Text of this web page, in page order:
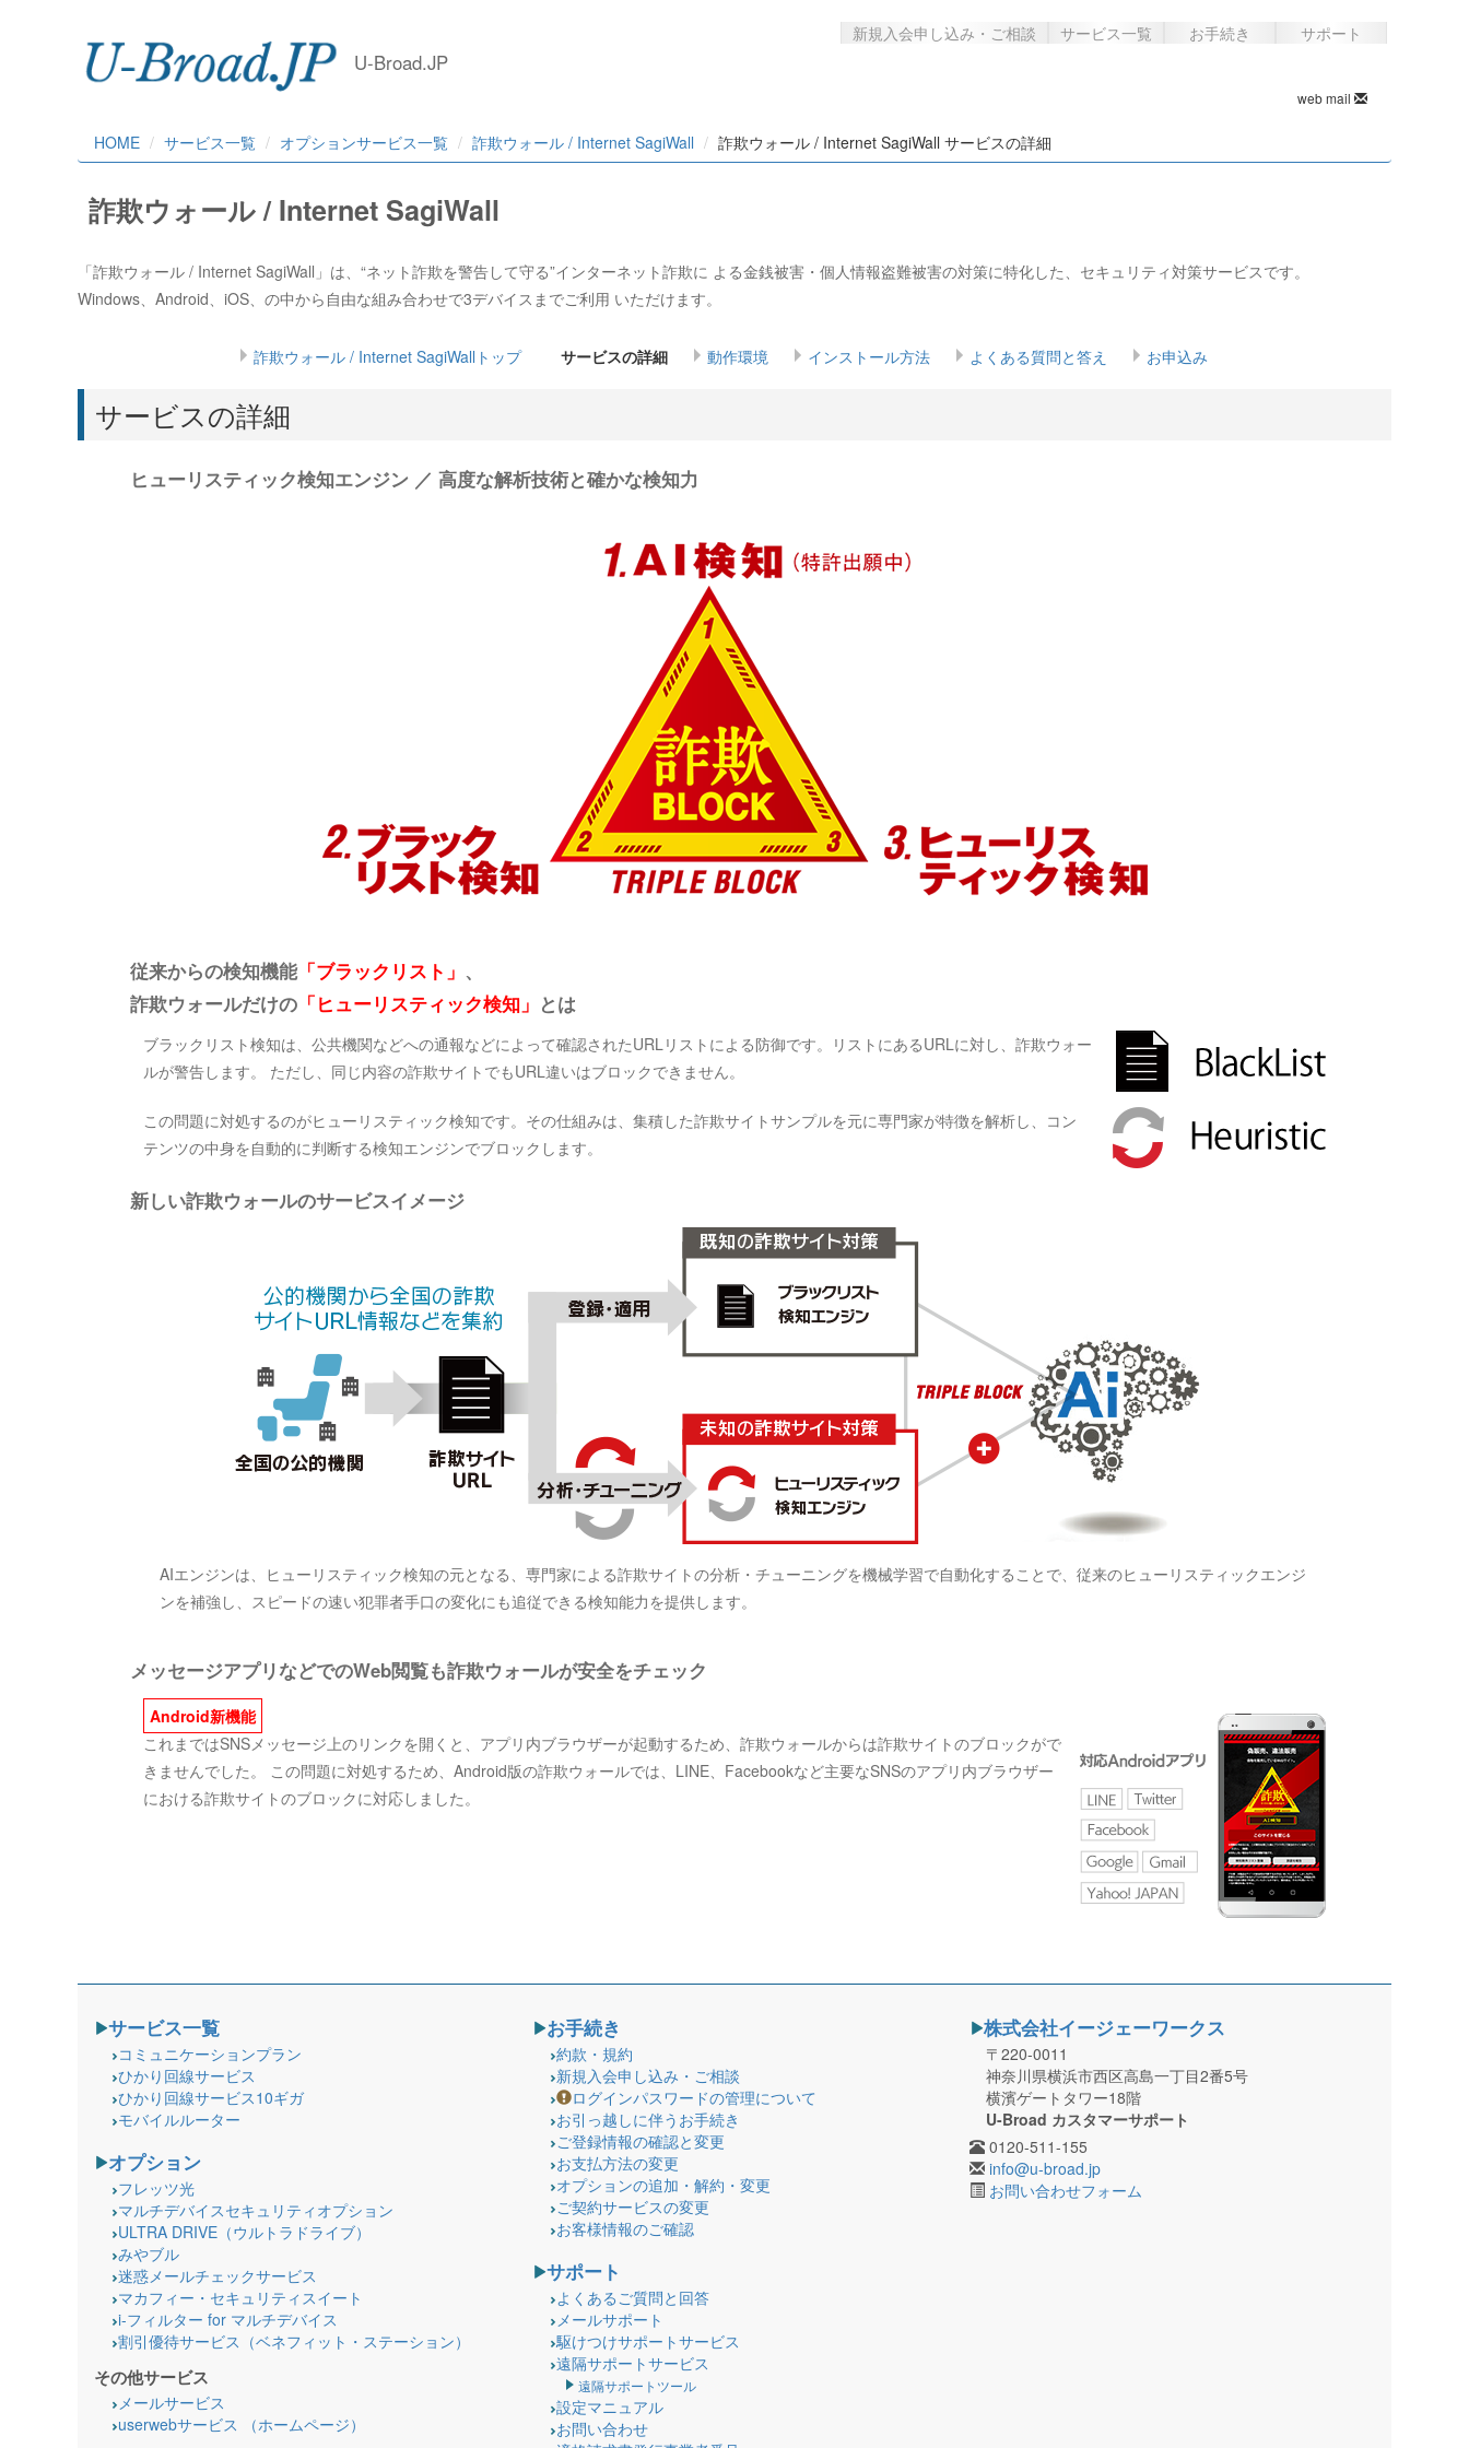
U-Broad.JP
新規入会申し込み・ご相談 サービス一覧 お手続き サポート
web mail
HOME サービス一覧 オプションサービス一覧 詐欺ウォール / Internet SagiWall 詐欺ウォール / Internet SagiWall サービスの詳細
詐欺ウォール / Internet SagiWall
「詐欺ウォール / Internet SagiWall」は、“ネット詐欺を警告して守る”インターネット詐欺に よる金銭被害・個人情報盗難被害の対策に特化した、セキュリティ対策サービスです。
Windows、Android、iOS、の中から自由な組み合わせで3デバイスまでご利用 いただけます。
詐欺ウォール / Internet SagiWallトップ サービスの詳細 動作環境 インストール方法 よくある質問と答え お申込み
サービスの詳細
ヒューリスティック検知エンジン ／ 高度な解析技術と確かな検知力
従来からの検知機能「ブラックリスト」 、
詐欺ウォールだけの 「ヒューリスティック検知」 とは
ブラックリスト検知は、公共機関などへの通報などによって確認されたURLリストによる防御です。リストにあるURLに対し、詐欺ウォー
ルが警告します。 ただし、同じ内容の詐欺サイトでもURL違いはブロックできません。
この問題に対処するのがヒューリスティック検知です。その仕組みは、集積した詐欺サイトサンプルを元に専門家が特徴を解析し、コン
テンツの中身を自動的に判断する検知エンジンでブロックします。
新しい詐欺ウォールのサービスイメージ
AIエンジンは、ヒューリスティック検知の元となる、専門家による詐欺サイトの分析・チューニングを機械学習で自動化することで、従来のヒューリスティックエンジ
ンを補強し、スピードの速い犯罪者手口の変化にも追従できる検知能力を提供します。
メッセージアプリなどでのWeb閲覧も詐欺ウォールが安全をチェック
Android新機能
これまではSNSメッセージ上のリンクを開くと、アプリ内ブラウザーが起動するため、詐欺ウォールからは詐欺サイトのブロックがで
きませんでした。 この問題に対処するため、Android版の詐欺ウォールでは、LINE、Facebookなど主要なSNSのアプリ内ブラウザー
における詐欺サイトのブロックに対応しました。
サービス一覧
コミュニケーションプラン
ひかり回線サービス
ひかり回線サービス10ギガ
モバイルルーター
オプション
フレッツ光
マルチデバイスセキュリティオプション
ULTRA DRIVE（ウルトラドライブ）
みやブル
迷惑メールチェックサービス
マカフィー・セキュリティスイート
i-フィルター for マルチデバイス
割引優待サービス（ベネフィット・ステーション）
その他サービス
メールサービス
userwebサービス （ホームページ）
お手続き
約款・規約
新規入会申し込み・ご相談
ログインパスワードの管理について
お引っ越しに伴うお手続き
ご登録情報の確認と変更
お支払方法の変更
オプションの追加・解約・変更
ご契約サービスの変更
お客様情報のご確認
サポート
よくあるご質問と回答
メールサポート
駆けつけサポートサービス
遠隔サポートサービス
遠隔サポートツール
設定マニュアル
お問い合わせ
株式会社イージェーワークス
〒220-0011
神奈川県横浜市西区高島一丁目2番5号
横濱ゲートタワー18階
U-Broad カスタマーサポート
0120-511-155
info@u-broad.jp
お問い合わせフォーム